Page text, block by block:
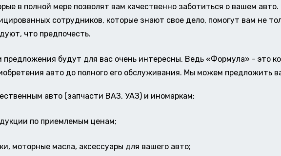
в полной мере позволят вам качественно заботиться о вашем
сотрудников, которые знают свое дело, помогут вам не
что предпочесть.
будут для вас очень интересны. Ведь «Формула» - это
авто до полного его обслуживания. Мы можем предложить
авто (запчасти ВАЗ, УАЗ) и иномаркам;
по приемлемым ценам;
моторные масла, аксессуары для вашего авто;